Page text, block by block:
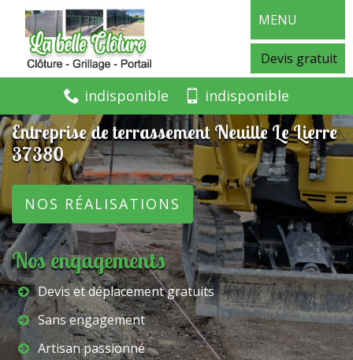
MENU
Devis gratuit
indisponible indisponible
Entreprise de terrassement Neuille Le Lierre
37380
NOS RÉALISATIONS
Nos engagements
Devis et déplacement gratuits
Sans engagement
Artisan passionné